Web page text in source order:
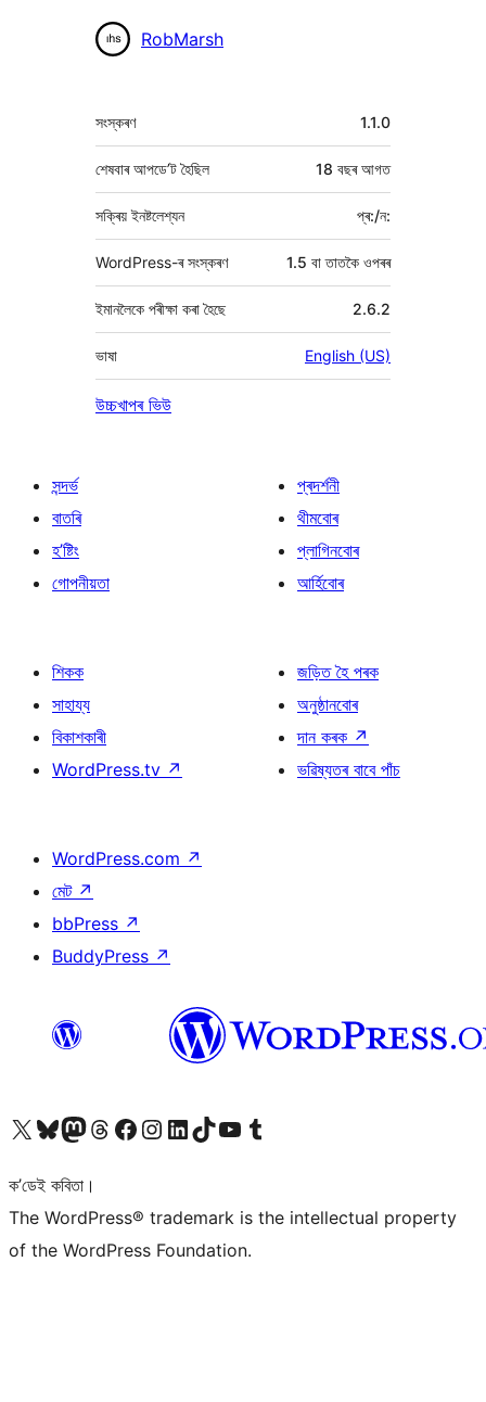
অৱদানকাৰীসকলRobMarsh
মেটা 1.1.0
সংস্কৰণ
18 বছৰআগত
শেষবাৰ আপডে’ট হৈছিল
সক্ৰিয় ইনষ্টলেশ্যন প্ৰ:/ন:
WordPress-ৰ সংস্কৰণ 1.5 বা তাতকৈ ওপৰৰ
ইমানলৈকে পৰীক্ষা কৰা হৈছে 2.6.2
ভাষা English (US)
উচ্চখাপৰ ভিউ
সন্দৰ্ভ
বাতৰি
হ’ষ্টিং
গোপনীয়তা
প্ৰদৰ্শনী
থীমবোৰ
প্লাগিনবোৰ
আৰ্হিবোৰ
শিকক
সাহায্য
বিকাশকাৰী
WordPress.tv ↗
জড়িত হৈ পৰক
অনুষ্ঠানবোৰ
দান কৰক ↗
ভৱিষ্যতৰ বাবে পাঁচ
WordPress.com ↗
মেট ↗
bbPress ↗
BuddyPress ↗
আমাৰ X (আগৰ Twitter) একাউণ্টলৈ যাওকআমাৰ Bluesky একাউণ্টলৈ যাওকআমাৰ Mastodon একাউণ্টলৈ যাওকআমাৰ Threads একাউণ্টলৈ যাওকআমাৰ Facebook পৃষ্ঠালৈ যাওকআমাৰ Instagram একাউণ্টলৈ যাওকআমাৰ LinkedIn একাউণ্টলৈ যাওকআমাৰ TikTok একাউণ্টলৈ যাওকআমাৰ YouTube চেনেললৈ যাওকআমাৰ Tumblr একাউণ্টলৈ যাওক
ক’ডেই কবিতা।
The WordPress® trademark is the intellectual property
of the WordPress Foundation.